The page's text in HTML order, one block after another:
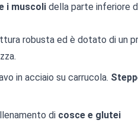
i muscoli della parte inferiore
robusta ed è dotato di un
in acciaio su carrucola.
di cosce e glutei